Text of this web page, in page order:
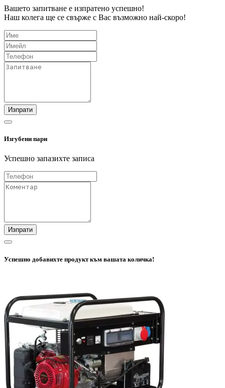
Вашето запитване е изпратено успешно!
Наш колега ще се свърже с Вас възможно най-скоро!
Изпрати
Изгубени пари
Успешно запазихте записа
Изпрати
Успешно добавихте продукт към вашата количка!